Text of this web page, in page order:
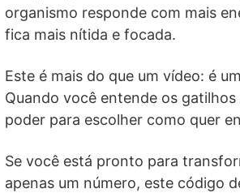
organismo responde com mais
fica mais nítida e focada.
Este é mais do que um vídeo: é
Quando você entende os
poder para escolher como quer
Se você está pronto para
apenas um número, este código